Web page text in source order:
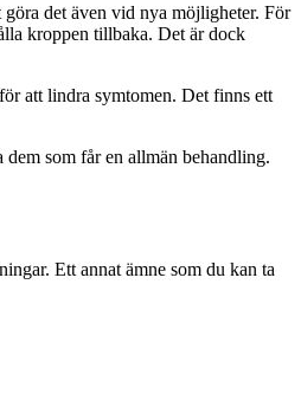
det även vid nya möjligheter. För
kroppen tillbaka. Det är dock
att lindra symtomen. Det finns ett
som får en allmän behandling.
Ett annat ämne som du kan ta